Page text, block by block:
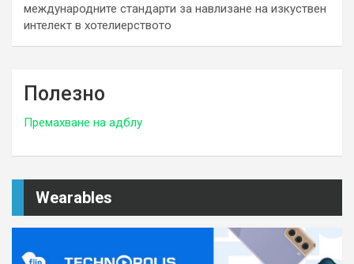
международните стандарти за навлизане на изкуствен
интелект в хотелиерството
Полезно
Премахване на адблу
Wearables